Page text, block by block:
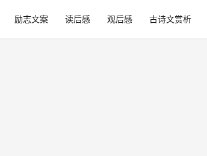
励志文案 读后感 观后感 古诗文赏析